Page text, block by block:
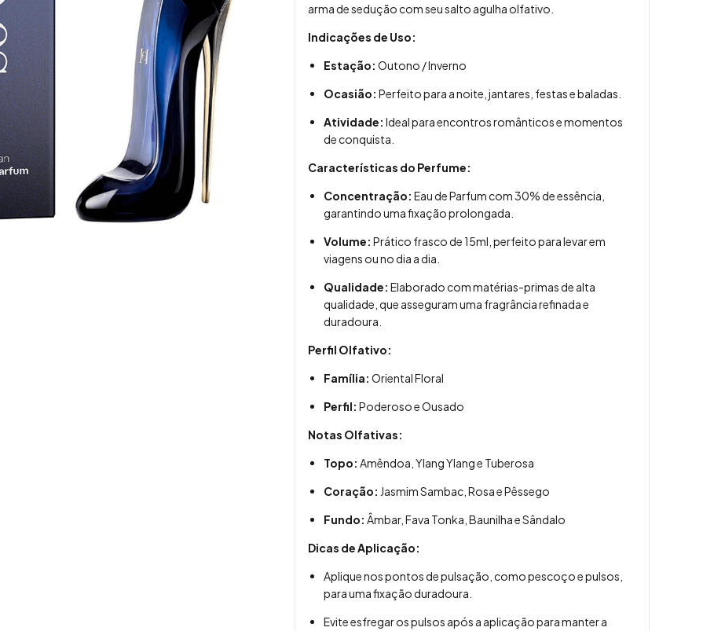
arma de sedução com seu salto agulha olfativo.
Indicações de Uso:
Estação: Outono / Inverno
Ocasião: Perfeito para a noite, jantares, festas e baladas.
Atividade: Ideal para encontros românticos e momentos
de conquista.
Características do Perfume:
Concentração: Eau de Parfum com 30% de essência,
garantindo uma fixação prolongada.
Volume: Prático frasco de 15ml, perfeito para levar em
viagens ou no dia a dia.
Qualidade: Elaborado com matérias-primas de alta
qualidade, que asseguram uma fragrância refinada e
duradoura.
Perfil Olfativo:
Família: Oriental Floral
Perfil: Poderoso e Ousado
Notas Olfativas:
Topo: Amêndoa, Ylang Ylang e Tuberosa
Coração: Jasmim Sambac, Rosa e Pêssego
Fundo: Âmbar, Fava Tonka, Baunilha e Sândalo
Dicas de Aplicação:
Aplique nos pontos de pulsação, como pescoço e pulsos,
para uma fixação duradoura.
Evite esfregar os pulsos após a aplicação para manter a